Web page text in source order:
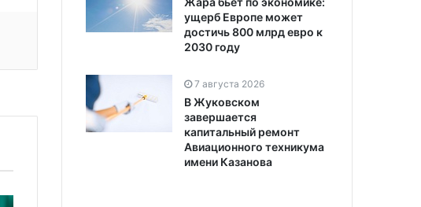
ущерб Европе может
достичь 800 млрд евро к
2030 году
7 августа 2026
В Жуковском
завершается
капитальный ремонт
Авиационного техникума
имени Казанова